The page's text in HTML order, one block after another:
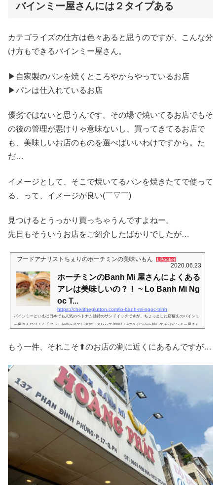
バインミー屋さんには２タイプある
カテゴライズの仕方は色々あると思うのですが、こんな分
け方もできるバインミー屋さん。
▶︎自家製のパンを焼くところやからやっているお店
▶︎パンは仕入れているお店
優劣ではないと思うんです。その場で焼いてるお店でもそ
の後の管理が悪けりゃ意味ないし、買ってきてるお店で
も、美味しいお店のものを選べばいいわけですから。た
だ…
イメージとして、そこで焼いてるパンを焼きたてで使って
る、って、イメージが良い(￣▽￣)
見つけるとうっかり買っちゃうんですよねー。
先日もそういうお店をご紹介したばかりでしたが…
フードアナリストちぇりのホーチミンの美味いもん 1 Pocket
2020.06.23
ホーチミンのBanh Mi 屋さんによくある
アレは美味しいの？！ ~ Lo Banh Mi Ng
oc T...
https://cheritheglutton.com/lo-banh-mi-ngoc-trinh
バインミーといえば日本でも人気のベトナム独特のサンドイッチですが、ちょっとした店構えのバインミ
ー屋さんにはよく「アレ」が売られています。アレって美味しいの？パンから焼いてるバインミー屋さん
しっかりしてるけど、向かい側からじゃないと見えなくて、お店側歩いてると間口しか見えないんだよ
もう一件、それこそ⬆︎のお店の割に近くにあるんですが…